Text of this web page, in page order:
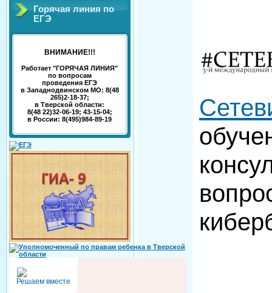
Горячая линия по
ЕГЭ
ВНИМАНИЕ!!!
Работает "ГОРЯЧАЯ ЛИНИЯ"
по вопросам
проведения ЕГЭ
в Западнодвинском МО: 8(48
265)2-18-37;
в Тверской области:
8(48 22)32-06-19; 43-15-04;
в России: 8(495)984-89-19
Решаем вместе